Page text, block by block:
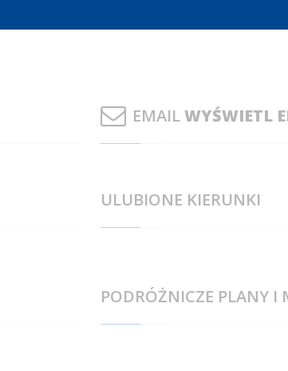
EMAILWYŚWIETL
ULUBIONE KIERUNKI
PODRÓŻNICZE PLANY I